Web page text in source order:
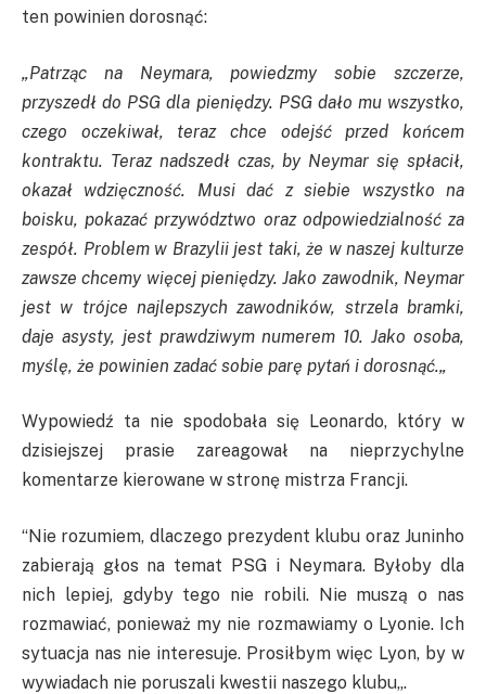
ten powinien dorosnąć:
„Patrząc na Neymara, powiedzmy sobie szczerze,
przyszedł do PSG dla pieniędzy. PSGdało mu wszystko,
czego oczekiwał, teraz chce odejść przed końcem
kontraktu. Teraz nadszedł czas, by Neymar się spłacił,
okazał wdzięczność. Musi dać z siebie wszystko na
boisku, pokazać przywództwo oraz odpowiedzialność za
zespół. Problem w Brazylii jest taki, że w naszej kulturze
zawsze chcemy więcej pieniędzy. Jako zawodnik, Neymar
jest w trójce najlepszych zawodników, strzela bramki,
daje asysty, jest prawdziwym numerem 10. Jako osoba,
myślę, że powinien zadać sobie parę pytań i dorosnąć.„
Wypowiedź ta nie spodobała się Leonardo, który w
dzisiejszej prasie zareagował na nieprzychylne
komentarze kierowane w stronę mistrza Francji.
“Nie rozumiem, dlaczego prezydent klubu oraz Juninho
zabierają głos na temat PSG i Neymara. Byłoby dla
nich lepiej, gdyby tego nie robili. Nie muszą o nas
rozmawiać, ponieważ my nie rozmawiamy o Lyonie. Ich
sytuacja nas nie interesuje. Prosiłbym więc Lyon, by w
wywiadach nie poruszali kwestii naszego klubu„.